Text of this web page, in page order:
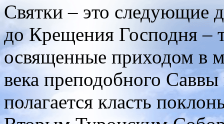
Святки – это следующие
до Крещения Господня –
освященные приходом в
века преподобного
полагается класть